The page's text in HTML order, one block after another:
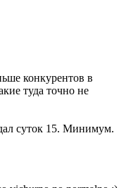
конкурентов в
туда точно не
суток 15. Минимум.